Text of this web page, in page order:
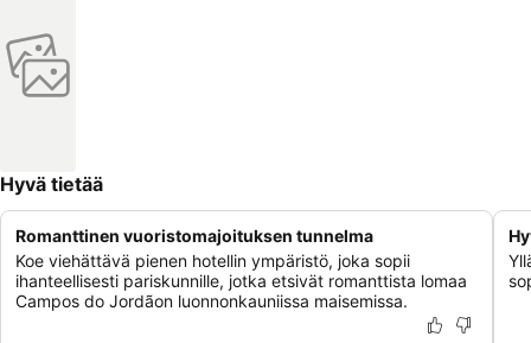
Hyvä tietää
Romanttinen vuoristomajoituksen tunnelma
Koe viehättävä pienen hotellin ympäristö, joka sopii
ihanteellisesti pariskunnille, jotka etsivät romanttista lomaa
Campos do Jordãon luonnonkauniissa maisemissa.